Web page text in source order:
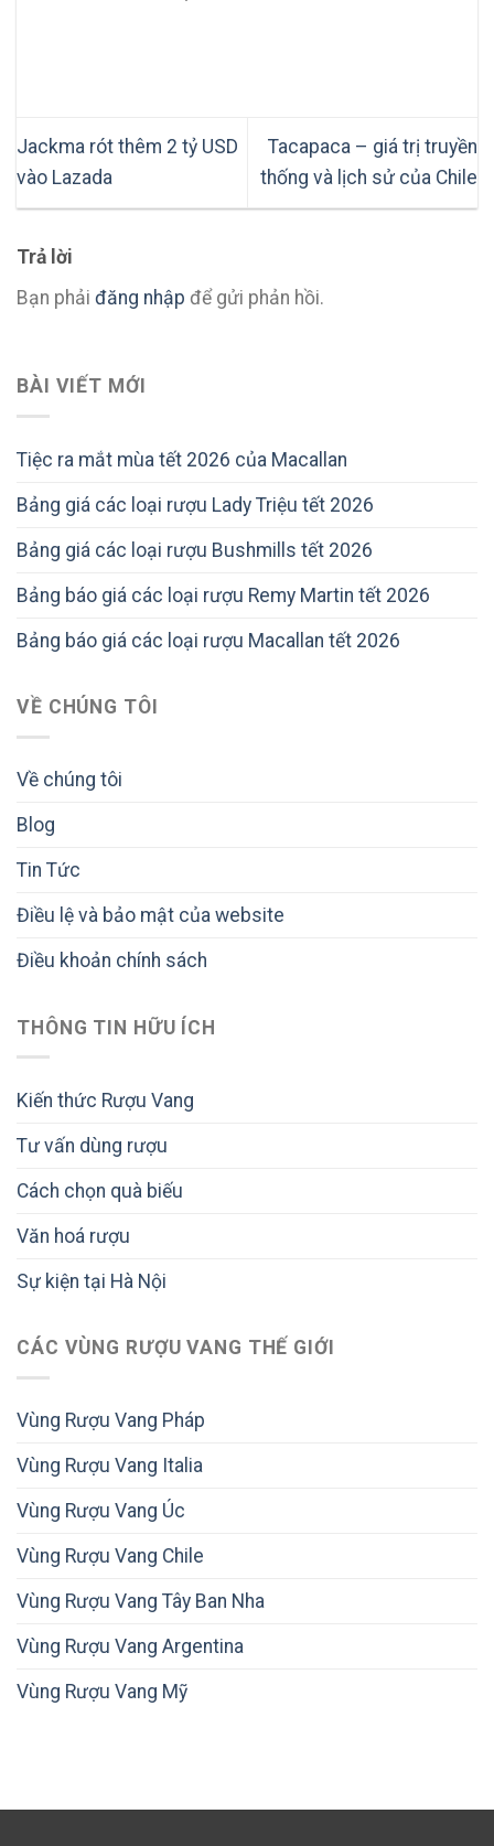
BÀI VIẾT MỚI
Tiệc ra mắt mùa tết 2026 của Macallan
Bảng giá các loại rượu Lady Triệu tết 2026
Bảng giá các loại rượu Bushmills tết 2026
Bảng báo giá các loại rượu Remy Martin tết 2026
Bảng báo giá các loại rượu Macallan tết 2026
VỀ CHÚNG TÔI
Về chúng tôi
Blog
Tin Tức
Điều lệ và bảo mật của website
Điều khoản chính sách
THÔNG TIN HỮU ÍCH
Kiến thức Rượu Vang
Tư vấn dùng rượu
Cách chọn quà biếu
Văn hoá rượu
Sự kiện tại Hà Nội
CÁC VÙNG RƯỢU VANG THẾ GIỚI
Vùng Rượu Vang Pháp
Vùng Rượu Vang Italia
Vùng Rượu Vang Úc
Vùng Rượu Vang Chile
Vùng Rượu Vang Tây Ban Nha
Vùng Rượu Vang Argentina
Vùng Rượu Vang Mỹ
Jackma rót thêm 2 tỷ USD
vào Lazada
Tacapaca – giá trị truyền
thống và lịch sử của Chile
Trả lời
Bạn phải đăng nhập để gửi phản hồi.